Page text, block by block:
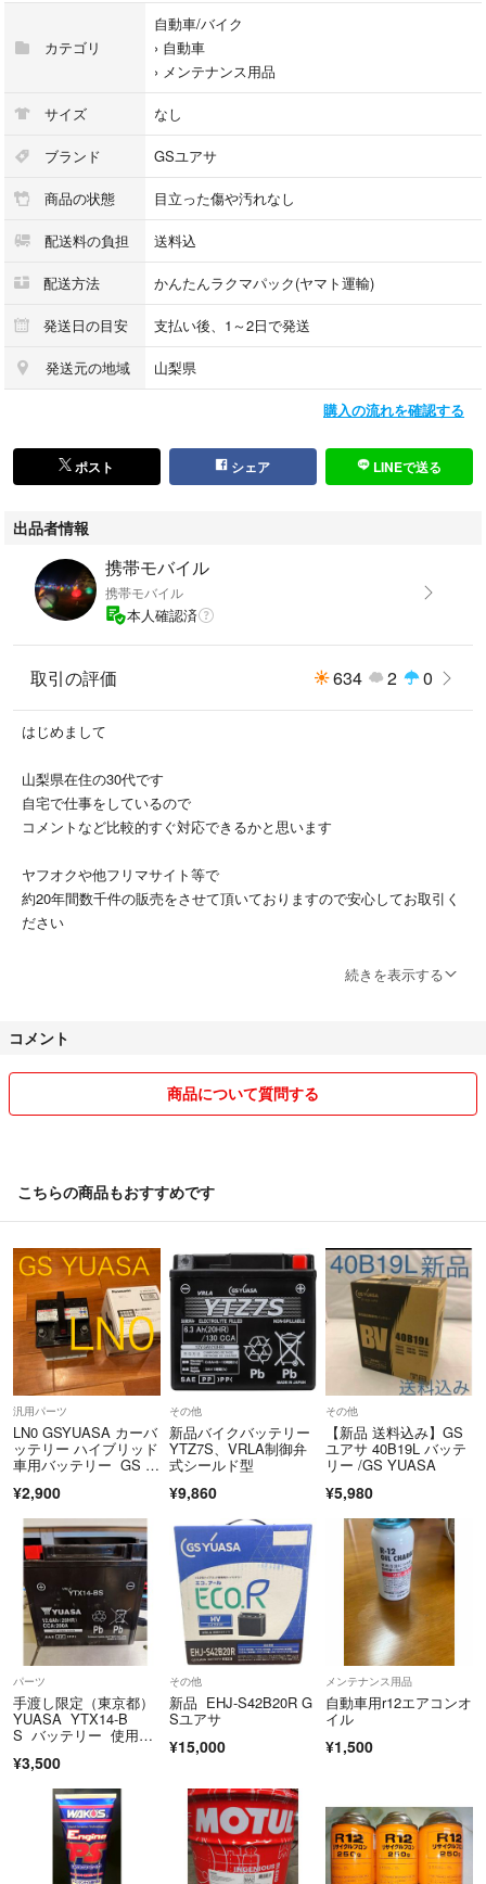
設定から診断まで簡単操作
操作方法を前面のパネルに表示しているので簡単に操作できる
欧州車用バッテリー（ＤＩＮ規格）の診断も可能
適合機種の表にＪＩＳ規格とＤＩＮ規格の両方を記載している
バッテリーの状態に合わせた診断が可能
バッテリー温度設定（４段階）、バッテリーランク設定（１０段階）と
細かな環境設定により、バッテリーの正確な状態を判定する
車の充電系統の出力電圧を測定できる
【 仕 様 】
型名ＭＢＡ－５００
外形寸法高さ２００×幅３００×奥行２００（ｍｍ）
質量約４．７ｋｇ
適合電池ＤＣ１２Ｖ自動車用開放型鉛バッテリー
（５時間率容量 ２１～１７６Ａｈ）
適合車種：ＤＣ１２Ｖ車両
放電テスト：国産車（ＪＩＳ形式バッテリー搭載）および
充電テスト：国産車（ＪＩＳ形式バッテリー搭載）
駆動電源測定するバッテリーを電源とする。
る。）
駆動電源電圧範囲ＤＣ７Ｖ～１７．９Ｖ
連続テスト回数
１回（続けてテストする時は、３０秒以上の間隔を開けてテストする必要
使用温度範囲０～４０℃
プリンター用紙感熱式ロール紙（用紙幅：６０ｍｍ、ロール紙直径：５０
出品前に動作は確認済みですので安心してご購入下さい
本体のほかに取扱説明書コピーをお付けいたします
匿名配送、ヤマト宅急便(追跡番号あり最短翌日配達)で発送いたします
カテゴリ
自動車/バイク
› 自動車
› メンテナンス用品
サイズ なし
ブランド GSユアサ
商品の状態 目立った傷や汚れなし
配送料の負担 送料込
配送方法 かんたんラクマパック(ヤマト運輸)
発送日の目安 支払い後、1～2日で発送
発送元の地域 山梨県
購入の流れを確認する
ポスト シェア LINEで送る
出品者情報
携帯モバイル
携帯モバイル
本人確認済
取引の評価 634 2 0
はじめまして
山梨県在住の30代です
自宅で仕事をしているので
コメントなど比較的すぐ対応できるかと思います
ヤフオクや他フリマサイト等で
約20年間数千件の販売をさせて頂いておりますので安心してお取引く
ださい
お支払い手続き確認後、迅速、丁寧に発送致します
それ以降の時間の手続きは翌日の夕方最終便にてまとめて発送させて頂
きます
送料は全国無料
沖縄や北海道、離島でも無料です
付属部品や配線長さなど納得の上ご購入ください。
他サイトなどでも取り扱っていますので
突然削除する場合がございます
「取り外す前までは動いていた」
「中古品なのでご理解頂ける方」
「神経質な方はご遠慮ください」
「NCNR」等
購入するには不安な中古品が多いように思います
そのような物は大抵ホコリまみれで届いたり
段ボール箱に直接商品が入っていたり
ビックリすることがあります
もちろん不具合などあったりする可能性も非常に高いです
「セキュリティロックが掛かっている」
「地図SDやB-CASカードが入っていない」等よく聞きます…
値段が安いからといって購入したはいいが
部品欠品や修理費など結局高くついてしまい
後悔された方も多いのではないでしょうか?
「外部のクリーニング、アルコール除菌」
「CD、DVDレンズのクリーニング」
「可動部のグリスアップ」等の整備を施し
出品前にしっかりと動作確認を行った商品のみ
続きを表示する
コメント
商品について質問する
こちらの商品もおすすめです
汎用パーツ
LN0 GSYUASA カーバ
ッテリー ハイブリッド
車用バッテリー GS ユ
¥2,900
その他
新品バイクバッテリー
YTZ7S、VRLA制御弁
式シールド型
¥9,860
その他
【新品 送料込み】GS
ユアサ 40B19L バッテ
リー /GS YUASA
¥5,980
パーツ
手渡し限定（東京都）
YUASA YTX14-B
S バッテリー 使用期
¥3,500
その他
新品 EHJ-S42B20R G
Sユアサ
¥15,000
メンテナンス用品
自動車用r12エアコンオ
イル
¥1,500